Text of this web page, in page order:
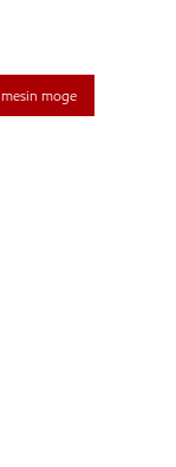
mesin moge